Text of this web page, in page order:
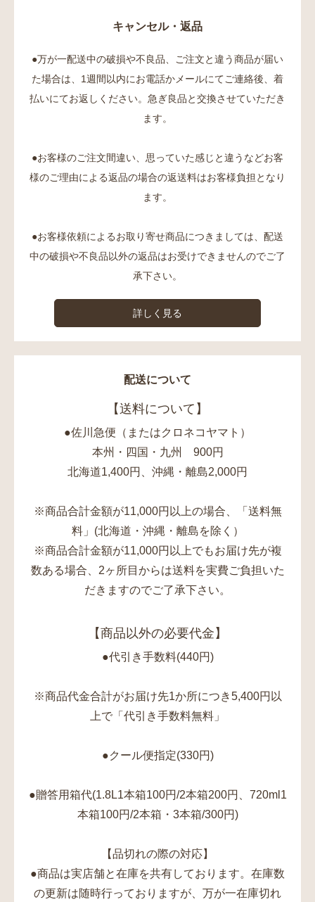
キャンセル・返品
●万が一配送中の破損や不良品、ご注文と違う商品が届い
た場合は、1週間以内にお電話かメールにてご連絡後、着
払いにてお返しください。急ぎ良品と交換させていただき
ます。
●お客様のご注文間違い、思っていた感じと違うなどお客
様のご理由による返品の場合の返送料はお客様負担となり
ます。
●お客様依頼によるお取り寄せ商品につきましては、配送
中の破損や不良品以外の返品はお受けできませんのでご了
承下さい。
詳しく見る
配送について
【送料について】
●佐川急便（またはクロネコヤマト）
本州・四国・九州 900円
北海道1,400円、沖縄・離島2,000円
※商品合計金額が11,000円以上の場合、「送料無
料」(北海道・沖縄・離島を除く）
※商品合計金額が11,000円以上でもお届け先が複
数ある場合、2ヶ所目からは送料を実費ご負担いた
だきますのでご了承下さい。
【商品以外の必要代金】
●代引き手数料(440円)
※商品代金合計がお届け先1か所につき5,400円以
上で「代引き手数料無料」
●クール便指定(330円)
●贈答用箱代(1.8L1本箱100円/2本箱200円、720ml1
本箱100円/2本箱・3本箱/300円)
【品切れの際の対応】
●商品は実店舗と在庫を共有しております。在庫数
の更新は随時行っておりますが、万が一在庫切れ